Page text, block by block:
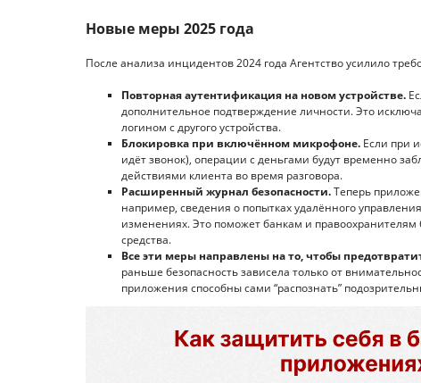
Новые меры 2025 года
После анализа инцидентов 2024 года Агентство усилило
Повторная аутентификация на новом устройстве.
дополнительное подтверждение личности. Это
логином с другого устройства.
Блокировка при включённом микрофоне. Если при
идёт звонок), операции с деньгами будут временно
действиями клиента во время разговора.
Расширенный журнал безопасности.Теперь
например, сведения о попытках удалённого
изменениях. Это поможет банкам и
средства.
Все эти меры направлены на то, чтобы
раньше безопасность зависела только от
приложения способны сами “распознать”